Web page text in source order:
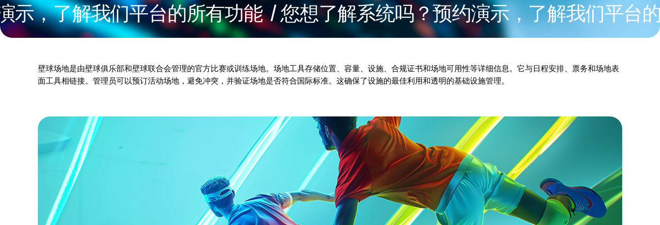
解我们平台的所有功能/ 您想了解系统吗？预约演示，了解我们平台的所有
壁球场地是由壁球俱乐部和壁球联合会管理的官方比赛或训练场地。场地工具存储位置、容量、设施、合规证书和场地可用性等详细信息。它与日程安排、票务和场地表
面工具相链接。管理员可以预订活动场地，避免冲突，并验证场地是否符合国际标准。这确保了设施的最佳利用和透明的基础设施管理。